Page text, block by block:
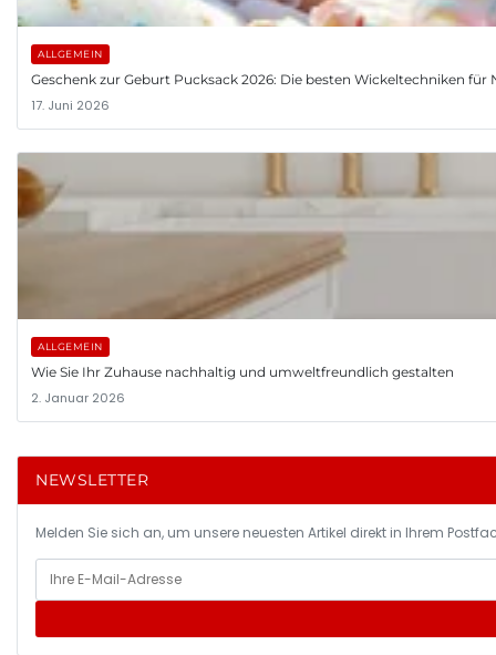
ALLGEMEIN
Geschenk zur Geburt Pucksack 2026: Die besten Wickeltechniken für
17. Juni 2026
ALLGEMEIN
Wie Sie Ihr Zuhause nachhaltig und umweltfreundlich gestalten
2. Januar 2026
NEWSLETTER
Melden Sie sich an, um unsere neuesten Artikel direkt in Ihrem